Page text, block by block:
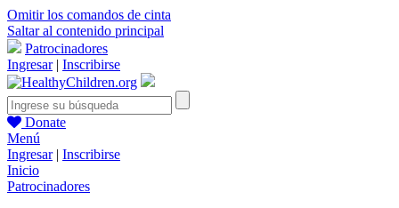
Omitir los comandos de cinta
Saltar al contenido principal
Patrocinadores
Ingresar| Inscribirse
Donate
Menú
Ingresar| Inscribirse
Inicio
Patrocinadores